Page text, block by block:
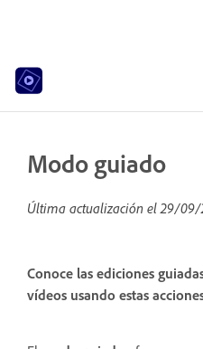
Modo guiado
Última actualización el29/09/
Conoce las ediciones
vídeos usando estas